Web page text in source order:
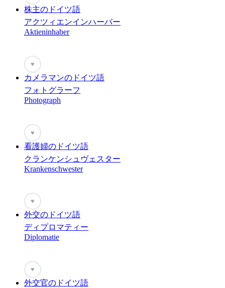
株主のドイツ語
アクツィエンインハーバー
Aktieninhaber
♥
カメラマンのドイツ語
フォトグラーフ
Photograph
♥
看護婦のドイツ語
クランケンシュヴェスター
Krankenschwester
♥
外交のドイツ語
ディプロマティー
Diplomatie
♥
外交官のドイツ語